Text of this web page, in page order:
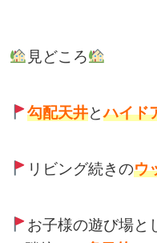
見どころ
勾配天井とハイド
リビング続きのウ
お子様の遊び場と